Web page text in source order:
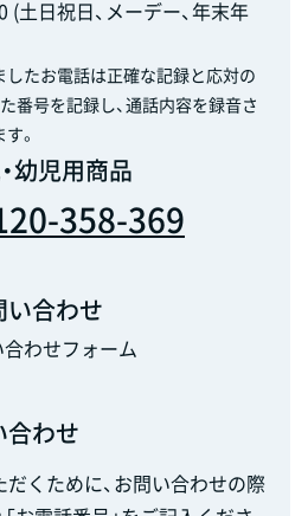
(土日祝日、メーデー、年末年
たお電話は正確な記録と応対の
番号を記録し、通話内容を録音さ
。
幼児用商品
358-369
い合わせ
わせフォーム
合わせ
くために、お問い合わせの際